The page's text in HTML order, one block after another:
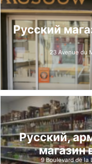
Русский
23 Avenue du
Русский,
магазин
9 Boulevard de la